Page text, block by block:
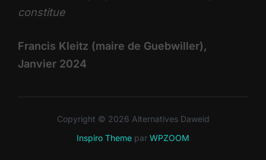
constitue
Francis Kleitz (maire de Guebwiller),
Janvier 2024
Copyright © 2026 Alternatives Daweid
Inspiro Theme par WPZOOM